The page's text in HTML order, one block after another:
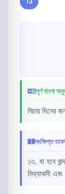
পূর্ণ
বিচার দিনের
সংক্ষিপ্ত
১৩. যা হবে
মিথ্যাবাদী